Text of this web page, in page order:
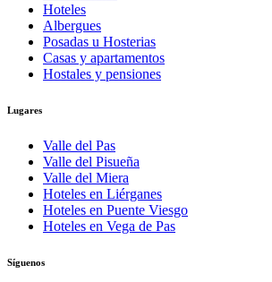
Hoteles
Albergues
Posadas u Hosterias
Casas y apartamentos
Hostales y pensiones
Lugares
Valle del Pas
Valle del Pisueña
Valle del Miera
Hoteles en Liérganes
Hoteles en Puente Viesgo
Hoteles en Vega de Pas
Síguenos